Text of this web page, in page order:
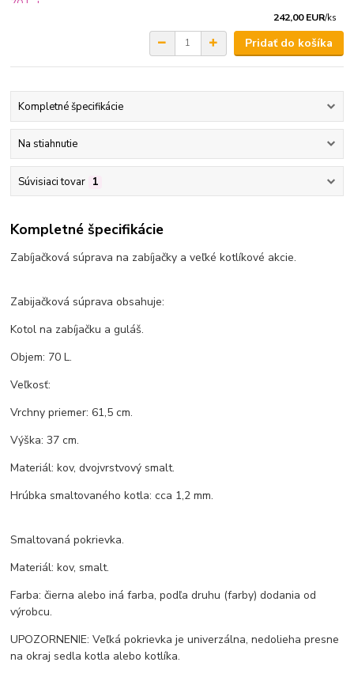
242,00 EUR/ks
Pridať do košíka
Kompletné špecifikácie
Na stiahnutie
Súvisiaci tovar 1
Kompletné špecifikácie
Zabíjačková súprava na zabíjačky a veľké kotlíkové akcie.
Zabijačková súprava obsahuje:
Kotol na zabíjačku a guláš.
Objem: 70 L.
Veľkosť:
Vrchny priemer: 61,5 cm.
Výška: 37 cm.
Materiál: kov, dvojvrstvový smalt.
Hrúbka smaltovaného kotla: cca 1,2 mm.
Smaltovaná pokrievka.
Materiál: kov, smalt.
Farba: čierna alebo iná farba, podľa druhu (farby) dodania od
výrobcu.
UPOZORNENIE: Veľká pokrievka je univerzálna, nedolieha presne
na okraj sedla kotla alebo kotlíka.